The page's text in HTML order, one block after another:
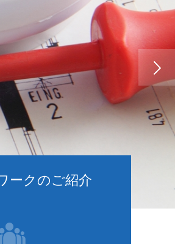
Next
ークのご紹介